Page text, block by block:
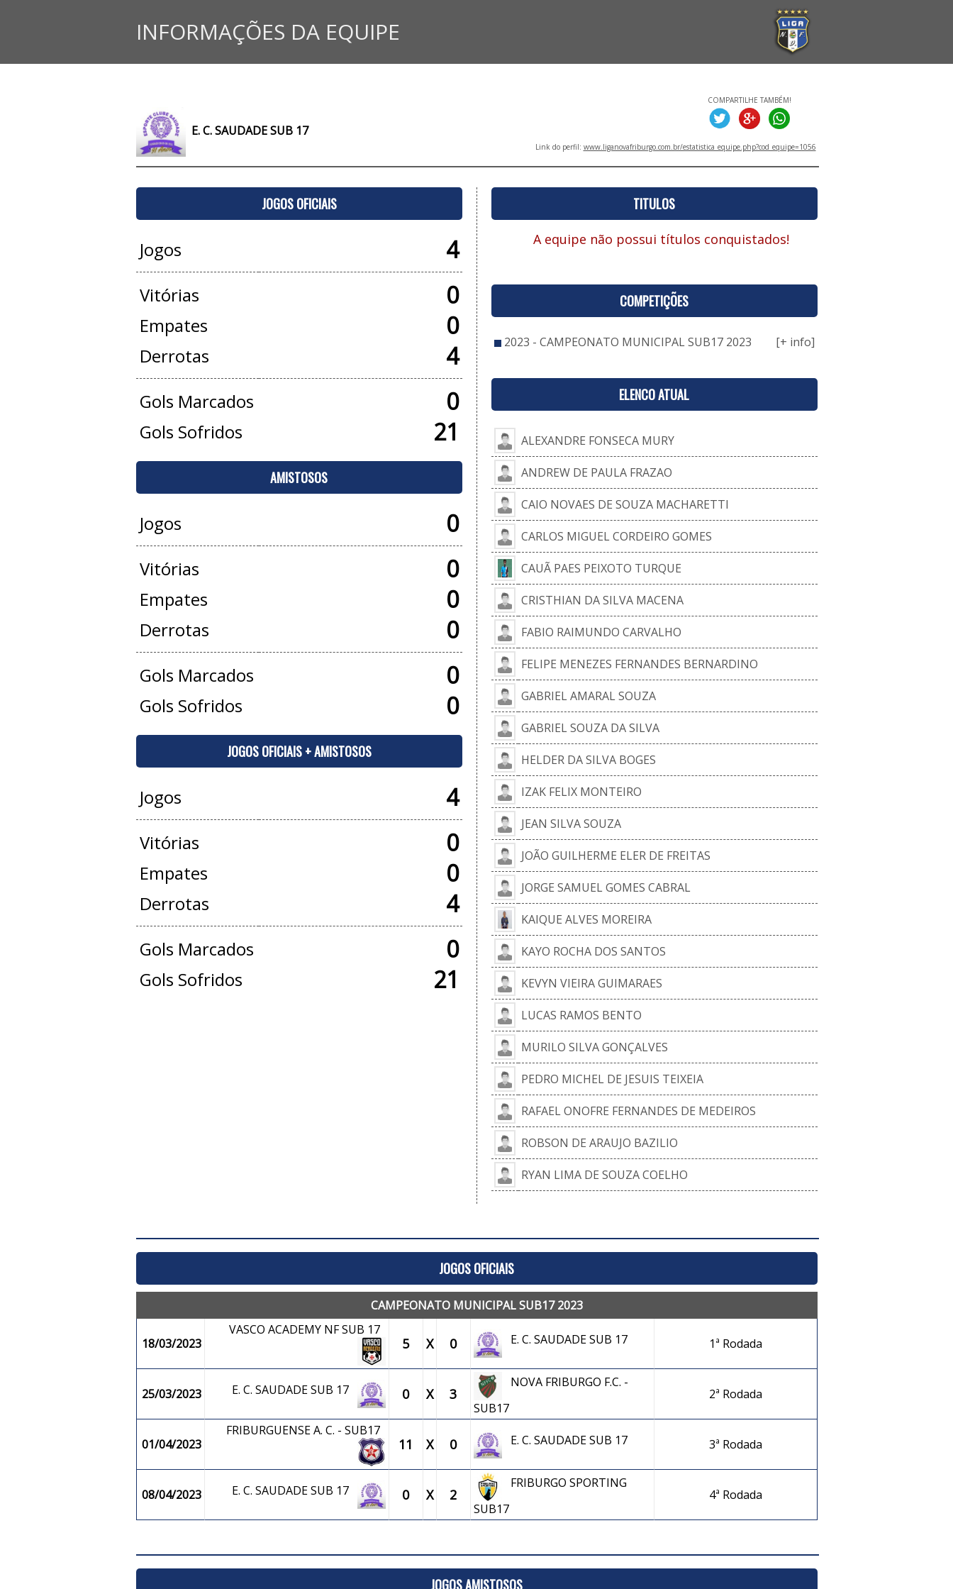
INFORMAÇÕES DA EQUIPE
E. C. SAUDADE SUB 17
COMPARTILHE TAMBÉM!
Link do perfil: www.liganovafriburgo.com.br/estatistica_equipe.php?cod_equipe=1056
JOGOS OFICIAIS
Jogos 4
Vitórias 0
Empates 0
Derrotas 4
Gols Marcados 0
Gols Sofridos 21
AMISTOSOS
Jogos 0
Vitórias 0
Empates 0
Derrotas 0
Gols Marcados 0
Gols Sofridos 0
JOGOS OFICIAIS + AMISTOSOS
Jogos 4
Vitórias 0
Empates 0
Derrotas 4
Gols Marcados 0
Gols Sofridos 21
TITULOS
A equipe não possui títulos conquistados!
COMPETIÇÕES
2023 - CAMPEONATO MUNICIPAL SUB17 2023 [+ info]
ELENCO ATUAL
ALEXANDRE FONSECA MURY
ANDREW DE PAULA FRAZAO
CAIO NOVAES DE SOUZA MACHARETTI
CARLOS MIGUEL CORDEIRO GOMES
CAUÃ PAES PEIXOTO TURQUE
CRISTHIAN DA SILVA MACENA
FABIO RAIMUNDO CARVALHO
FELIPE MENEZES FERNANDES BERNARDINO
GABRIEL AMARAL SOUZA
GABRIEL SOUZA DA SILVA
HELDER DA SILVA BOGES
IZAK FELIX MONTEIRO
JEAN SILVA SOUZA
JOÃO GUILHERME ELER DE FREITAS
JORGE SAMUEL GOMES CABRAL
KAIQUE ALVES MOREIRA
KAYO ROCHA DOS SANTOS
KEVYN VIEIRA GUIMARAES
LUCAS RAMOS BENTO
MURILO SILVA GONÇALVES
PEDRO MICHEL DE JESUIS TEIXEIA
RAFAEL ONOFRE FERNANDES DE MEDEIROS
ROBSON DE ARAUJO BAZILIO
RYAN LIMA DE SOUZA COELHO
JOGOS OFICIAIS
CAMPEONATO MUNICIPAL SUB17 2023
18/03/2023
VASCO ACADEMY NF SUB 17
5 X 0 E. C. SAUDADE SUB 17 1ª Rodada
25/03/2023 E. C. SAUDADE SUB 17 0 X 3
NOVA FRIBURGO F.C. -
SUB17
2ª Rodada
01/04/2023
FRIBURGUENSE A. C. - SUB17
11 X 0 E. C. SAUDADE SUB 17 3ª Rodada
08/04/2023 E. C. SAUDADE SUB 17 0 X 2
FRIBURGO SPORTING
SUB17
4ª Rodada
JOGOS AMISTOSOS